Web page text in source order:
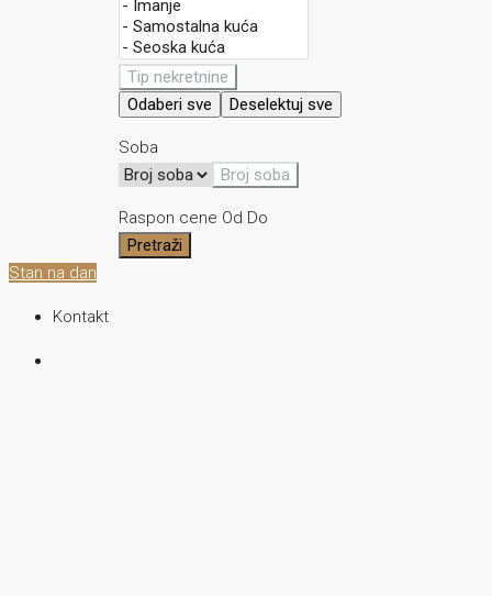
Tip nekretnine
Odaberi sve
Deselektuj sve
Soba
Broj soba
Raspon cene Od Do
Pretraži
Stan na dan
Kontakt